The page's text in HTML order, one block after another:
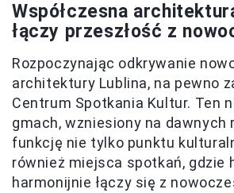
Współczesna
łączy przeszłość z
Rozpoczynając odkrywanie
architektury Lublina, na pewno
Centrum Spotkania Kultur. Ten
gmach, wzniesiony na dawnych
funkcję nie tylko punktu
również miejsca spotkań, gdzie
harmonijnie łączy się z